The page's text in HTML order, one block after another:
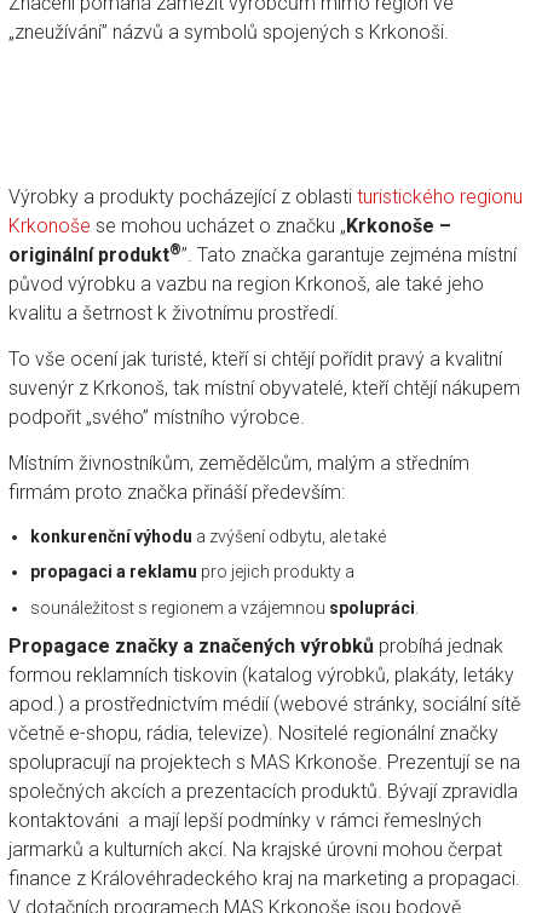
„zneužívání” názvů a symbolů spojených s Krkonoši.
Výrobky a produkty pocházející z oblasti turistického regionu
Krkonoše se mohou ucházet o značku „Krkonoše –
originální produkt®”. Tato značka garantuje zejména místní
původ výrobku a vazbu na region Krkonoš, ale také jeho
kvalitu a šetrnost k životnímu prostředí.
To vše ocení jak turisté, kteří si chtějí pořídit pravý a kvalitní
suvenýr z Krkonoš, tak místní obyvatelé, kteří chtějí nákupem
podpořit „svého” místního výrobce.
Místním živnostníkům, zemědělcům, malým a středním
firmám proto značka přináší především:
konkurenční výhodu a zvýšení odbytu, ale také
propagaci a reklamu pro jejich produkty a
sounáležitost s regionem a vzájemnou spolupráci
Propagace značky a značených výrobkůprobíhá jednak
formou reklamních tiskovin (katalog výrobků, plakáty, letáky
apod.) a prostřednictvím médií (webové stránky, sociální sítě
včetně e-shopu, rádia, televize). Nositelé regionální značky
spolupracují na projektech s MAS Krkonoše. Prezentují se na
společných akcích a prezentacích produktů. Bývají zpravidla
kontaktováni a mají lepší podmínky v rámci řemeslných
jarmarků a kulturních akcí. Na krajské úrovni mohou čerpat
finance z Královéhradeckého kraj na marketing a propagaci.
V dotačních programech MAS Krkonoše jsou bodově